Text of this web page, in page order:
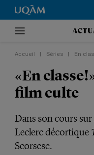
Accueil Séries En
«En
film culte
Dans son cours
Leclerc décortique
Scorsese.